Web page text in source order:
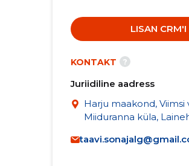
LISAN CRM'I
KONTAKT ?
Juriidiline aadress
Harju maakond, Viimsi
Miiduranna küla,